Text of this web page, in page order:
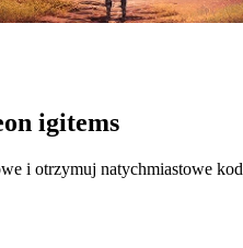
on igitems
i otrzymuj natychmiastowe